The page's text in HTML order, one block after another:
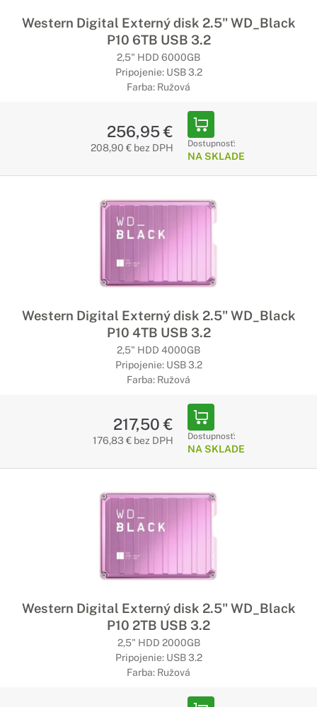
Western Digital Externý disk 2.5" WD_Black
P10 6TB USB 3.2
2,5" HDD 6000GB
Pripojenie: USB 3.2
Farba: Ružová
256,95 €
208,90 € bez DPH Dostupnosť:
NA SKLADE
Western Digital Externý disk 2.5" WD_Black
P10 4TB USB 3.2
2,5" HDD 4000GB
Pripojenie: USB 3.2
Farba: Ružová
217,50 €
176,83 € bez DPH Dostupnosť:
NA SKLADE
Western Digital Externý disk 2.5" WD_Black
P10 2TB USB 3.2
2,5" HDD 2000GB
Pripojenie: USB 3.2
Farba: Ružová